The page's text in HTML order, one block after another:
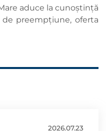
aduce la cunoștință
preempțiune, oferta
2026.07.23